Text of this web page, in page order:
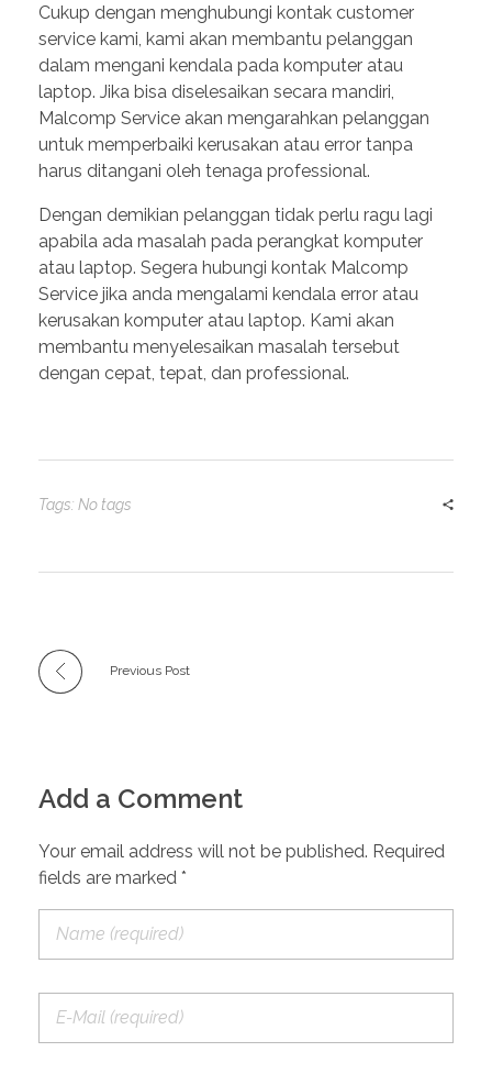
Cukup dengan menghubungi kontak customer
service kami, kami akan membantu pelanggan
dalam mengani kendala pada komputer atau
laptop. Jika bisa diselesaikan secara mandiri,
Malcomp Service akan mengarahkan pelanggan
untuk memperbaiki kerusakan atau error tanpa
harus ditangani oleh tenaga professional.
Dengan demikian pelanggan tidak perlu ragu lagi
apabila ada masalah pada perangkat komputer
atau laptop. Segera hubungi kontak Malcomp
Service jika anda mengalami kendala error atau
kerusakan komputer atau laptop. Kami akan
membantu menyelesaikan masalah tersebut
dengan cepat, tepat, dan professional.
Tags: No tags
Previous Post
Add a Comment
Your email address will not be published. Required
fields are marked *